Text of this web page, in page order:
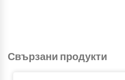
Свързани продукти